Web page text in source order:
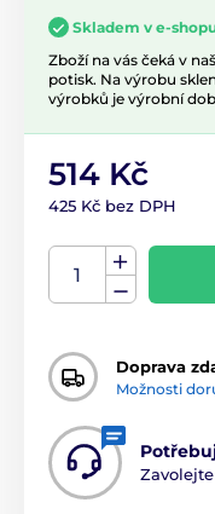
Skladem v e-
Zboží na vás čeká v
potisk. Na výrobu
výrobků je výrobní
514 Kč
425 Kč bez DPH
Doprava
Možnosti